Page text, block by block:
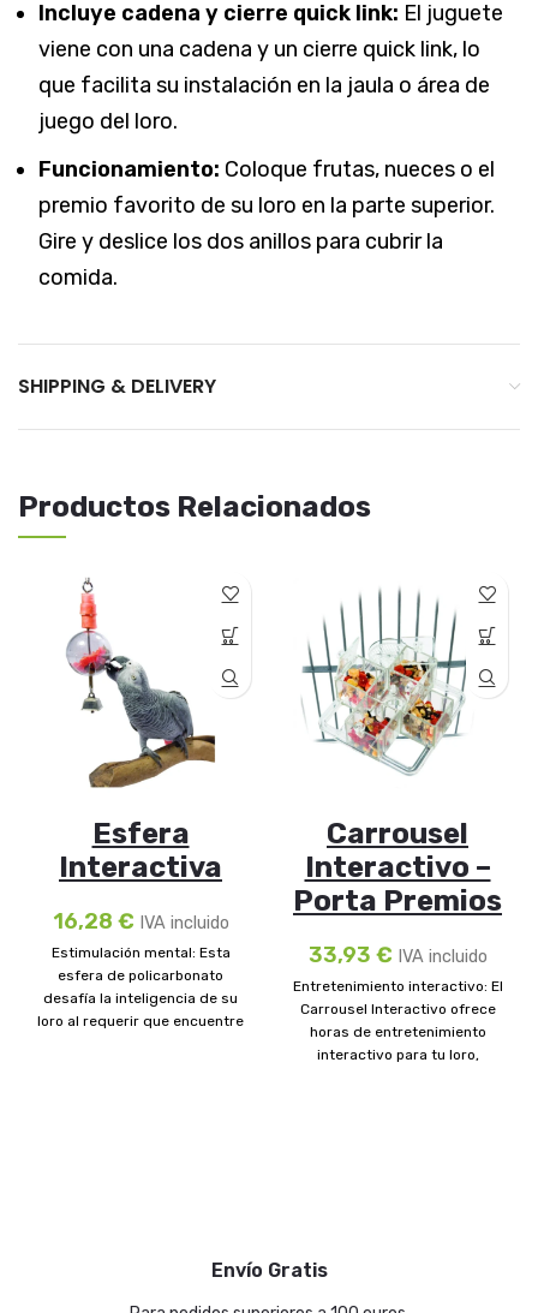
Incluye cadena y cierre quick link: El juguete
viene con una cadena y un cierre quick link, lo
que facilita su instalación en la jaula o área de
juego del loro.
Funcionamiento: Coloque frutas, nueces o el
premio favorito de su loro en la parte superior.
Gire y deslice los dos anillos para cubrir la
comida.
SHIPPING & DELIVERY
Productos Relacionados
Esfera
Interactiva
16,28 € IVA incluido
Estimulación mental: Esta
esfera de policarbonato
desafía la inteligencia de su
loro al requerir que encuentre
Carrousel
Interactivo –
Porta Premios
33,93 € IVA incluido
Entretenimiento interactivo: El
Carrousel Interactivo ofrece
horas de entretenimiento
interactivo para tu loro,
Envío Gratis